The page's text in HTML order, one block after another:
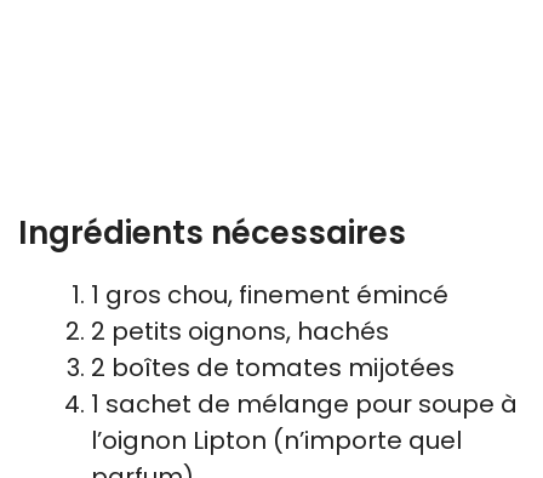
Ingrédients nécessaires
1 gros chou, finement émincé
2 petits oignons, hachés
2 boîtes de tomates mijotées
1 sachet de mélange pour soupe à
l’oignon Lipton (n’importe quel